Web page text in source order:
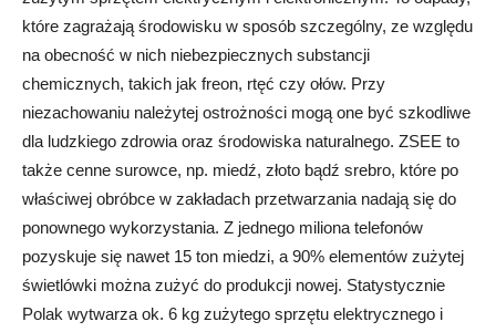
które zagrażają środowisku w sposób szczególny, ze względu
na obecność w nich niebezpiecznych substancji
chemicznych, takich jak freon, rtęć czy ołów. Przy
niezachowaniu należytej ostrożności mogą one być szkodliwe
dla ludzkiego zdrowia oraz środowiska naturalnego. ZSEE to
także cenne surowce, np. miedź, złoto bądź srebro, które po
właściwej obróbce w zakładach przetwarzania nadają się do
ponownego wykorzystania. Z jednego miliona telefonów
pozyskuje się nawet 15 ton miedzi, a 90% elementów zużytej
świetlówki można zużyć do produkcji nowej. Statystycznie
Polak wytwarza ok. 6 kg zużytego sprzętu elektrycznego i